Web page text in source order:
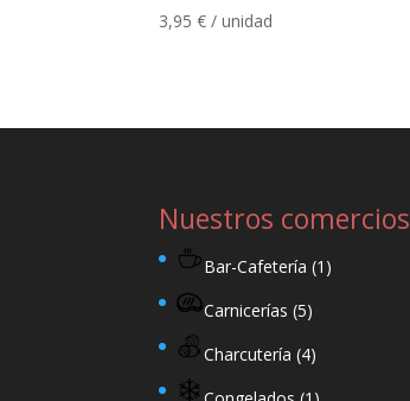
3,95€ / unidad
Nuestros comercios
Bar-Cafetería (1)
Carnicerías (5)
Charcutería (4)